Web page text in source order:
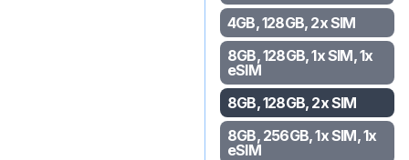
4GB, 128GB, 2x SIM
8GB, 128GB, 1x SIM, 1x
eSIM
8GB, 128GB, 2x SIM
8GB, 256GB, 1x SIM, 1x
eSIM